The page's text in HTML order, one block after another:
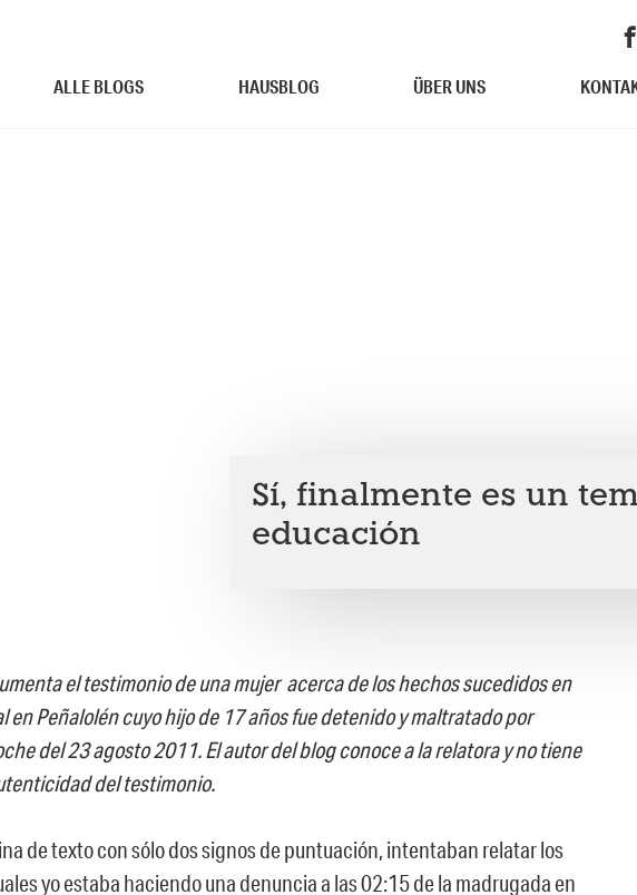
ALLE BLOGS HAUSBLOG ÜBER UNS
Sí, finalmente es un
educación
el testimonio de una mujer acerca de los hechos sucedidos en
en Peñalolén cuyo hijo de 17 años fue detenido y maltratado por
del 23 agosto 2011. El autor del blog conoce a la relatora y no tiene
del testimonio.
de texto con sólo dos signos de puntuación, intentaban relatar los
yo estaba haciendo una denuncia a las 02:15 de la madrugada en